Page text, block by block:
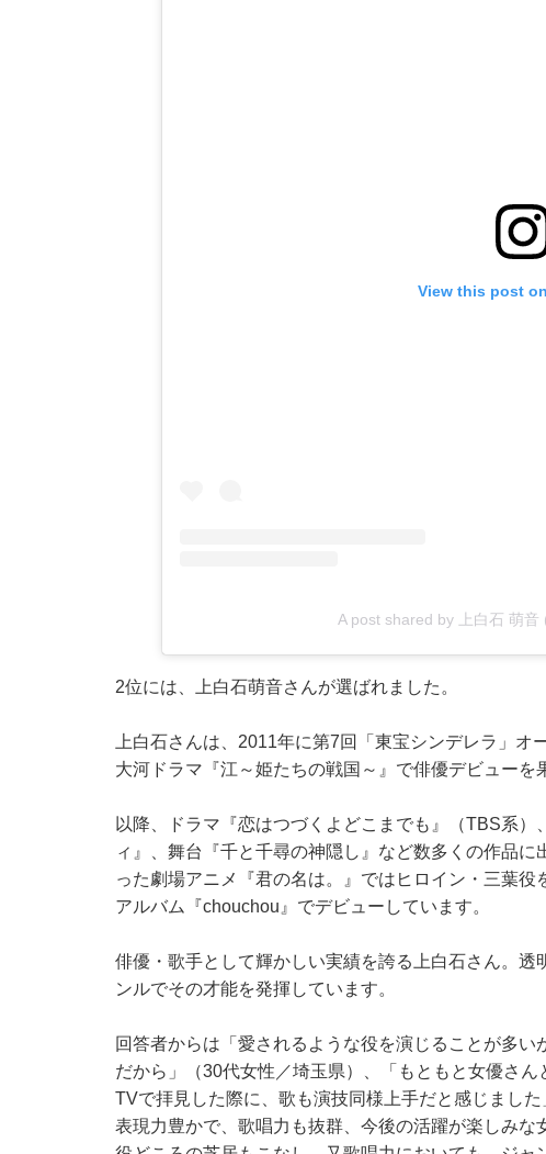
View this post
A post shared by 上白石 萌
2位には、上白石萌音さんが選ばれました。
上白石さんは、2011年に第7回「東宝シンデレラ」
大河ドラマ『江～姫たちの戦国～』で俳優デビューを
以降、ドラマ『恋はつづくよどこまでも』（TBS系
ィ』、舞台『千と千尋の神隠し』など数多くの作品
った劇場アニメ『君の名は。』ではヒロイン・三葉
アルバム『chouchou』でデビューしています。
俳優・歌手として輝かしい実績を誇る上白石さん。
ンルでその才能を発揮しています。
回答者からは「愛されるような役を演じることが多
だから」（30代女性／埼玉県）、「もともと女優さ
TVで拝見した際に、歌も演技同様上手だと感じまし
表現力豊かで、歌唱力も抜群、今後の活躍が楽しみ